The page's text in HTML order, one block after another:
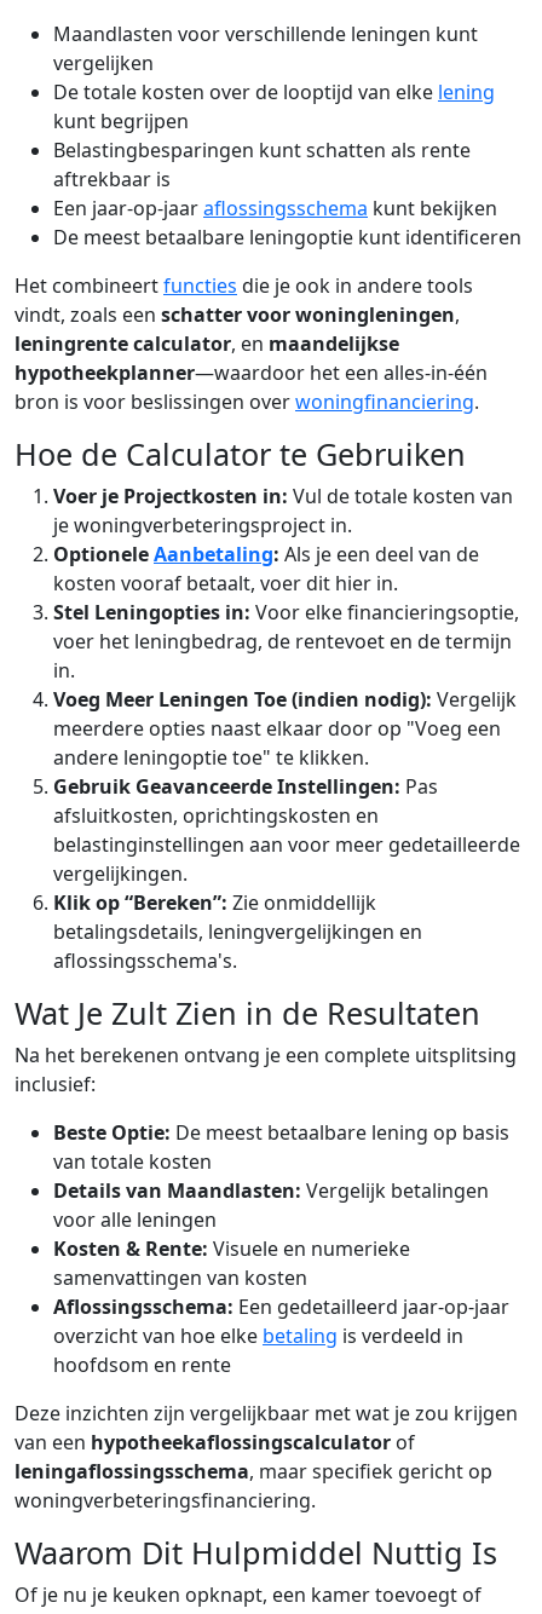
Maandlasten voor verschillende leningen kunt
vergelijken
De totale kosten over de looptijd van elke lening
kunt begrijpen
Belastingbesparingen kunt schatten als rente
aftrekbaar is
Een jaar-op-jaaraflossingsschema kunt bekijken
De meest betaalbare leningoptie kunt identificeren
Het combineertfuncties die je ook in andere tools
vindt, zoals een schatter voor woningleningen,
leningrente calculator, en maandelijkse
hypotheekplanner—waardoor het een alles-in-één
bron is voor beslissingen overwoningfinanciering.
Hoe de Calculator te Gebruiken
Voer je Projectkosten in: Vul de totale kosten van
je woningverbeteringsproject in.
OptioneleAanbetaling: Als je een deel van de
kosten vooraf betaalt, voer dit hier in.
Stel Leningopties in: Voor elke financieringsoptie,
voer het leningbedrag, de rentevoet en de termijn
in.
Voeg Meer Leningen Toe (indien nodig): Vergelijk
meerdere opties naast elkaar door op "Voeg een
andere leningoptie toe" te klikken.
Gebruik Geavanceerde Instellingen: Pas
afsluitkosten, oprichtingskosten en
belastinginstellingen aan voor meer gedetailleerde
vergelijkingen.
Klik op “Bereken”: Zie onmiddellijk
betalingsdetails, leningvergelijkingen en
aflossingsschema's.
Wat Je Zult Zien in de Resultaten
Na het berekenen ontvang je een complete uitsplitsing
inclusief:
Beste Optie: De meest betaalbare lening op basis
van totale kosten
Details van Maandlasten: Vergelijk betalingen
voor alle leningen
Kosten & Rente: Visuele en numerieke
samenvattingen van kosten
Aflossingsschema: Een gedetailleerd jaar-op-jaar
overzicht van hoe elke betaling is verdeeld in
hoofdsom en rente
Deze inzichten zijn vergelijkbaar met wat je zou krijgen
van een hypotheekaflossingscalculator of
leningaflossingsschema, maar specifiek gericht op
woningverbeteringsfinanciering.
Waarom Dit Hulpmiddel Nuttig Is
Of je nu je keuken opknapt, een kamer toevoegt of